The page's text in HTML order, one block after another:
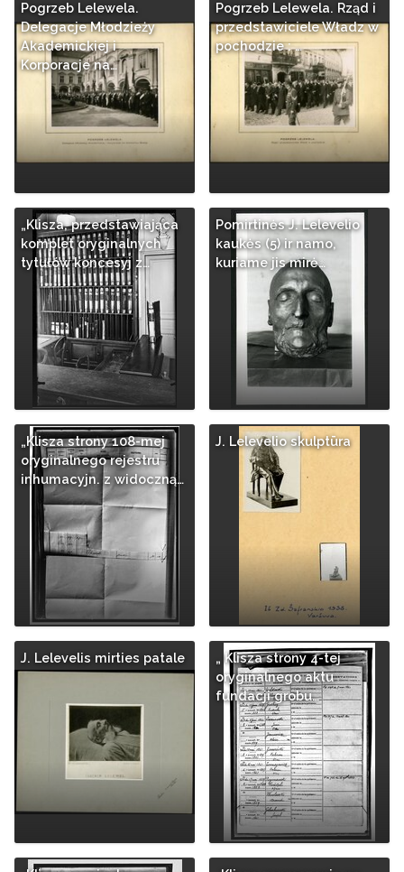
Pogrzeb Lelewela.
Delegacje Młodzieży
Akademickiej i
Korporacje na…
Pogrzeb Lelewela. Rząd i
przedstawiciele Władz w
pochodzie : …
„Klisza, przedstawiająca
komplet oryginalnych
tytułów koncesyj z…
Pomirtinės J. Lelevelio
kaukės (5) ir namo,
kuriame jis mirė…
„Klisza strony 108-mej
oryginalnego rejestru
inhumacyjn. z widoczną…
J. Lelevelio skulptūra
J. Lelevelis mirties patale
„ Klisza strony 4-tej
oryginalnego aktu
fundacji grobu…